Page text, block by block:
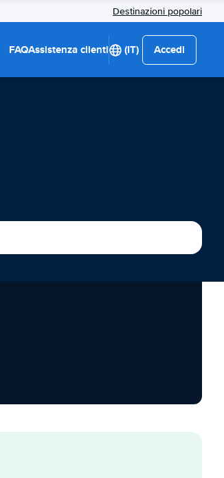
Destinazioni popolari
FAQAssistenza clienti (IT) Accedi